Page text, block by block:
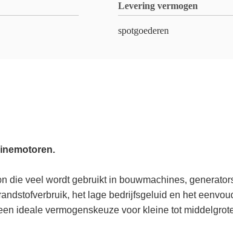
Levering vermogen
spotgoederen
die veel wordt gebruikt in bouwmachines,
het lage bedrijfsgeluid en het
ideale vermogenskeuze voor kleine tot